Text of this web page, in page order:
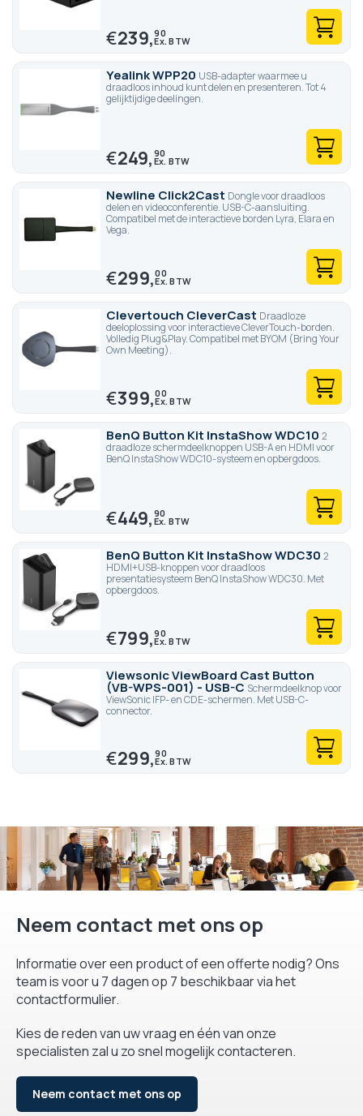
€239,90
Yealink WPP20 USB-adapter waarmee u
draadloos inhoud kunt delen en presenteren. Tot 4
gelijktijdige deelingen.
€249,90
Newline Click2Cast Dongle voor draadloos
delen en videoconferentie. USB-C-aansluiting.
Compatibel met de interactieve borden Lyra, Elara en
Vega.
€299,00
Clevertouch CleverCast Draadloze
deeloplossing voor interactieve CleverTouch-borden.
Volledig Plug&Play. Compatibel met BYOM (Bring Your
Own Meeting).
€399,00
BenQ Button Kit InstaShow WDC10 2
draadloze schermdeelknoppen USB-A en HDMI voor
BenQ InstaShow WDC10-systeem en opbergdoos.
€449,90
BenQ Button Kit InstaShow WDC30 2
HDMI+USB-knoppen voor draadloos
presentatiesysteem BenQ InstaShow WDC30. Met
opbergdoos.
€799,90
Viewsonic ViewBoard Cast Button
(VB-WPS-001) - USB-C Schermdeelknop voor
ViewSonic IFP- en CDE-schermen. Met USB-C-
connector.
€299,90
Neem contact met ons op
Informatie over een product of een offerte nodig? Ons
team is voor u 7 dagen op 7 beschikbaar via het
contactformulier.
Kies de reden van uw vraag en één van onze
specialisten zal u zo snel mogelijk contacteren.
Neem contact met ons op